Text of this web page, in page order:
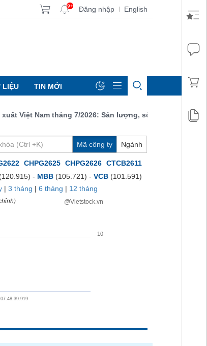
9+ Đăng nhập | English
LIỆU TIN MỚI
Việt Nam tháng 7/2026: Sản lượng, số lượng đơn đặt
Mã công ty Ngành
CHPG2625 CHPG2626 CTCB2611
(120.915) - MBB (105.721) - VCB (101.591)
| 3 tháng | 6 tháng | 12 tháng
@Vietstock.vn
07:48:39.919
10